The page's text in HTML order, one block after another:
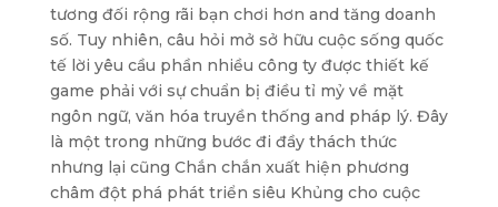
tương đối rộng rãi bạn chơi hơn and tăng doanh
số. Tuy nhiên, câu hỏi mở sở hữu cuộc sống quốc
tế lời yêu cầu phần nhiều công ty được thiết kế
game phải với sự chuẩn bị điều tỉ mỷ về mặt
ngôn ngữ, văn hóa truyền thống and pháp lý. Đây
là một trong những bước đi đầy thách thức
nhưng lại cũng Chắn chắn xuất hiện phương
châm đột phá phát triển siêu Khủng cho cuộc